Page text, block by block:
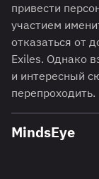
привести
участием
отказаться от
Exiles. Однако
и интересный
перепроходить.
MindsEye